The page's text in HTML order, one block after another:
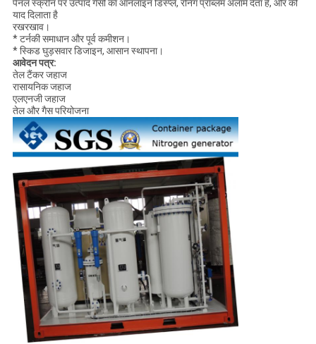
पैनल स्क्रीन पर उत्पाद गैसों का ऑनलाइन डिस्प्ले, रनिंग प्रॉब्लम अलार्म देता है, और की
याद दिलाता है
रखरखाव।
* टर्नकी समाधान और पूर्व कमीशन।
* स्किड घुड़सवार डिजाइन, आसान स्थापना।
आवेदन पत्र:
तेल टैंकर जहाज
रासायनिक जहाज
एलएनजी जहाज
तेल और गैस परियोजना